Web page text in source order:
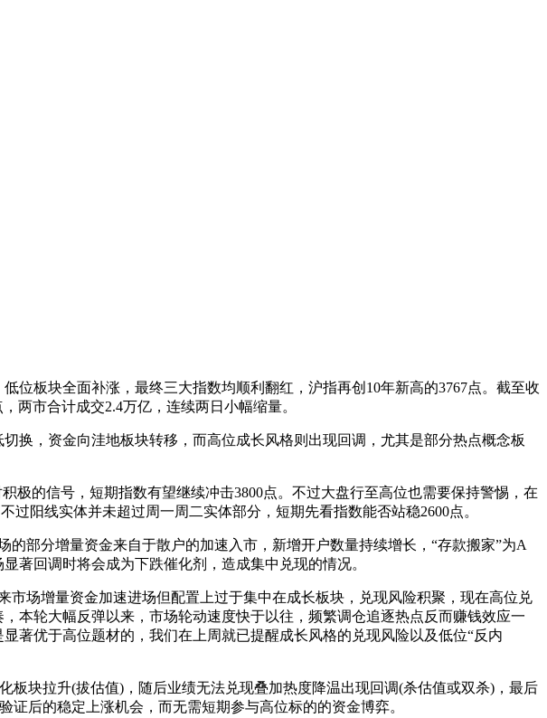
位板块全面补涨，最终三大指数均顺利翻红，沪指再创10年新高的3767点。截至收
两市合计成交2.4万亿，连续两日小幅缩量。
换，资金向洼地板块转移，而高位成长风格则出现回调，尤其是部分热点概念板
极的信号，短期指数有望继续冲击3800点。不过大盘行至高位也需要保持警惕，在
阳线实体并未超过周一周二实体部分，短期先看指数能否站稳2600点。
部分增量资金来自于散户的加速入市，新增开户数量持续增长，“存款搬家”为A
著回调时将会成为下跌催化剂，造成集中兑现的情况。
场增量资金加速进场但配置上过于集中在成长板块，兑现风险积聚，现在高位兑
本轮大幅反弹以来，市场轮动速度快于以往，频繁调仓追逐热点反而赚钱效应一
著优于高位题材的，我们在上周就已提醒成长风格的兑现风险以及低位“反内
块拉升(拔估值)，随后业绩无法兑现叠加热度降温出现回调(杀估值或双杀)，最后
后的稳定上涨机会，而无需短期参与高位标的的资金博弈。